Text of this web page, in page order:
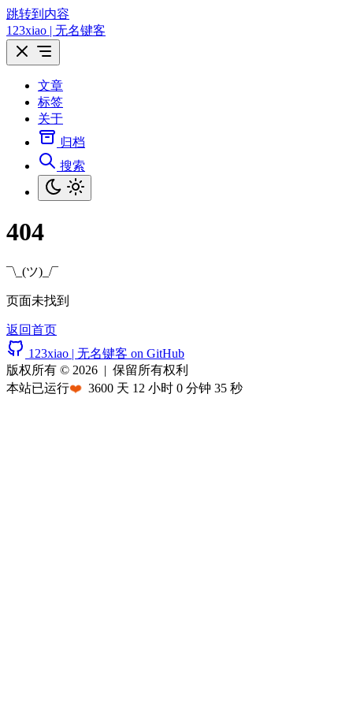
跳转到内容
123xiao | 无名键客
文章
标签
关于
归档
搜索
404
¯\_(ツ)_/¯
页面未找到
返回首页
123xiao | 无名键客 on GitHub
版权所有 © 2026 | 保留所有权利
本站已运行❤️ 3600 天 12 小时 0 分钟 35 秒